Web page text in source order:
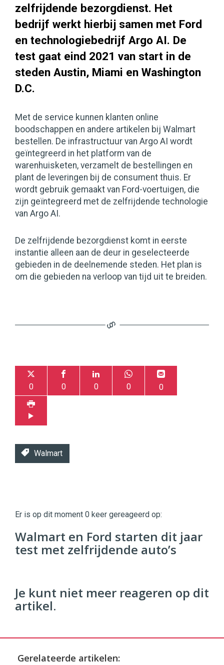
zelfrijdende bezorgdienst. Het
bedrijf werkt hierbij samen met Ford
en technologiebedrijf Argo AI. De
test gaat eind 2021 van start in de
steden Austin, Miami en Washington
D.C.
Met de service kunnen klanten online
boodschappen en andere artikelen bij Walmart
bestellen. De infrastructuur van Argo AI wordt
geïntegreerd in het platform van de
warenhuisketen, verzamelt de bestellingen en
plant de leveringen bij de consument thuis. Er
wordt gebruik gemaakt van Ford-voertuigen, die
zijn geïntegreerd met de zelfrijdende technologie
van Argo AI.
De zelfrijdende bezorgdienst komt in eerste
instantie alleen aan de deur in geselecteerde
gebieden in de deelnemende steden. Het plan is
om die gebieden na verloop van tijd uit te breiden.
0 0 0 0 0
Walmart
|
Digital
Commercehttps://twinklemagazine.nl
9654
Er is op dit moment 0 keer gereageerd op:
Walmart en Ford starten dit jaar
test met zelfrijdende auto’s
Je kunt niet meer reageren op dit
artikel.
Gerelateerde artikelen: